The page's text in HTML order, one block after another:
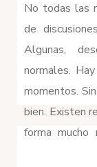
No todas las
de
Algunas,
normales.
momentos.
bien. Existen
forma